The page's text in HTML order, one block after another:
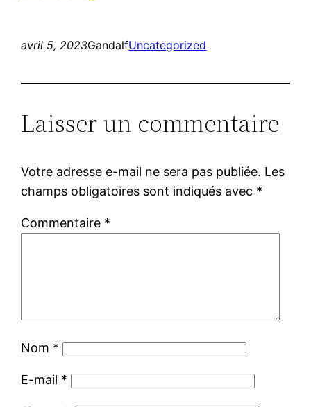
avril 5, 2023GandalfUncategorized
Laisser un commentaire
Votre adresse e-mail ne sera pas publiée. Les
champs obligatoires sont indiqués avec *
Commentaire *
Nom *
E-mail *